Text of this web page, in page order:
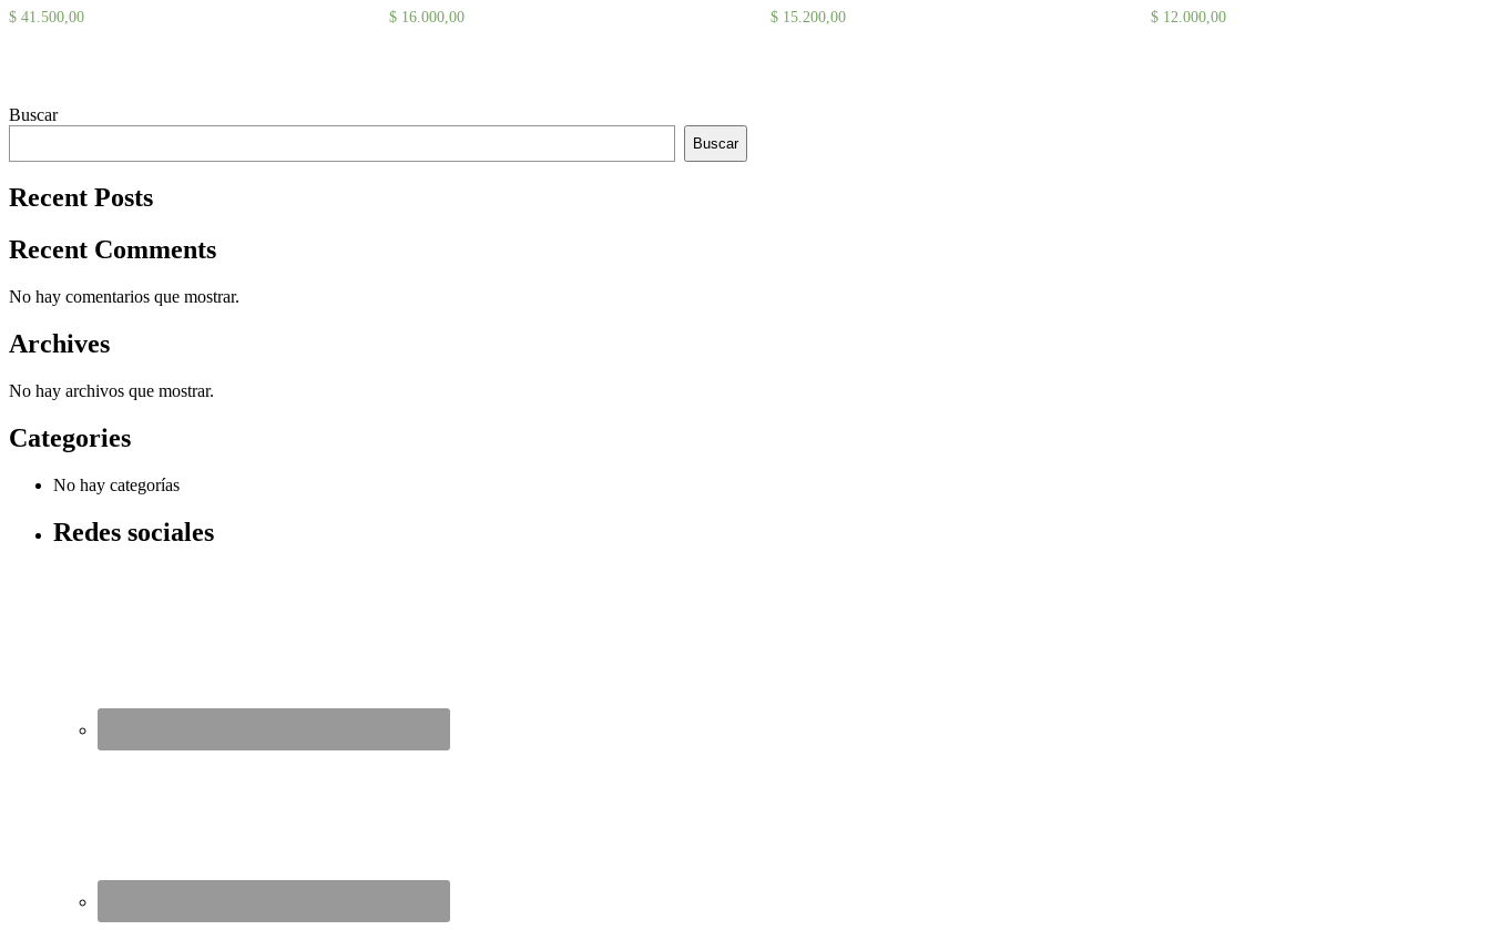
$ 41.500,00 $ 16.000,00 $15.200,00 $12.000,00
Buscar
Buscar
Recent Posts
Recent Comments
No hay comentarios que mostrar.
Archives
No hay archivos que mostrar.
Categories
No hay categorías
Redes sociales